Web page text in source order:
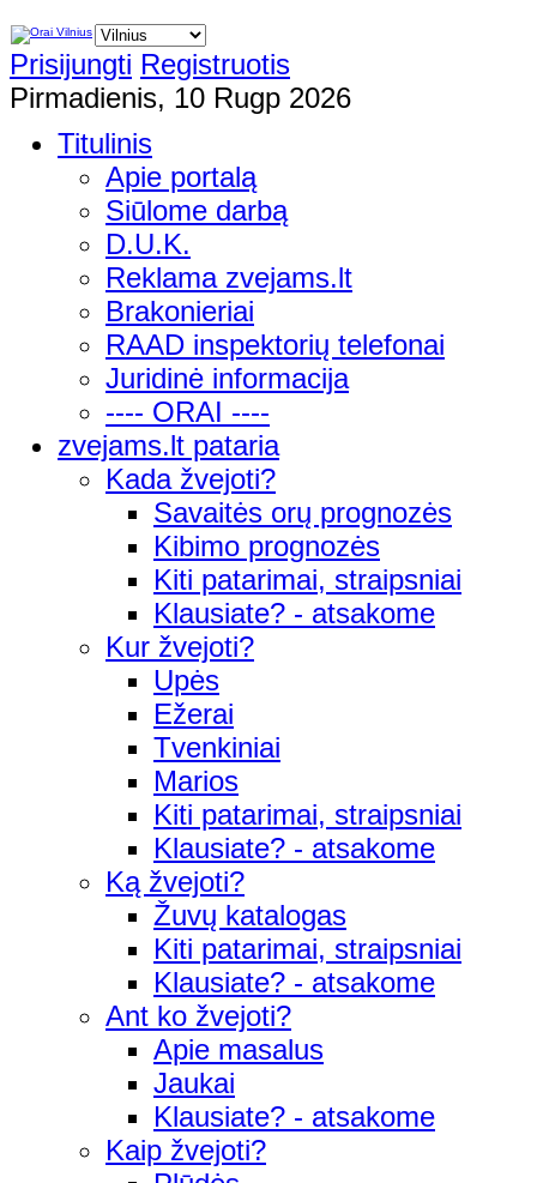
Prisijungti Registruotis
Pirmadienis, 10 Rugp 2026
Titulinis
Apie portalą
Siūlome darbą
D.U.K.
Reklama zvejams.lt
Brakonieriai
RAAD inspektorių telefonai
Juridinė informacija
---- ORAI ----
zvejams.lt pataria
Kada žvejoti?
Savaitės orų prognozės
Kibimo prognozės
Kiti patarimai, straipsniai
Klausiate? - atsakome
Kur žvejoti?
Upės
Ežerai
Tvenkiniai
Marios
Kiti patarimai, straipsniai
Klausiate? - atsakome
Ką žvejoti?
Žuvų katalogas
Kiti patarimai, straipsniai
Klausiate? - atsakome
Ant ko žvejoti?
Apie masalus
Jaukai
Klausiate? - atsakome
Kaip žvejoti?